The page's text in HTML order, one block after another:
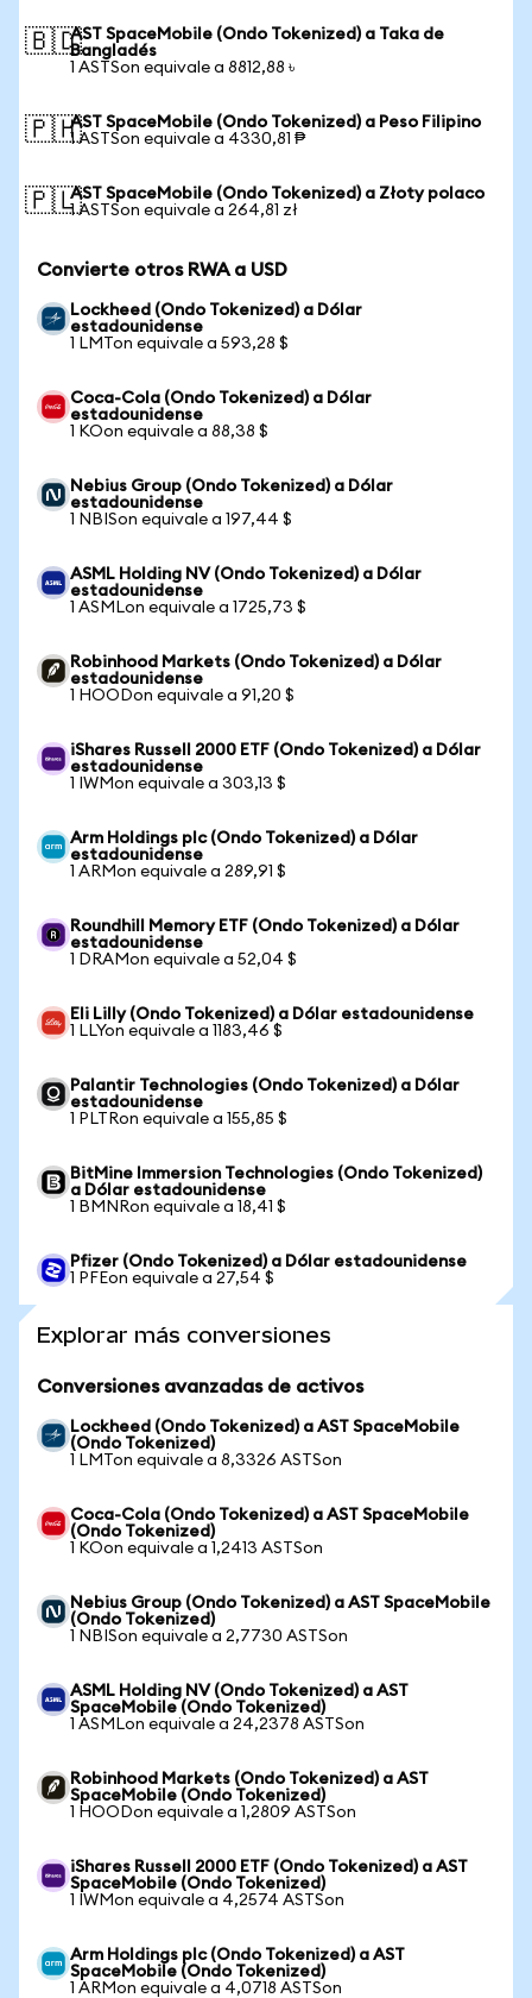
🇧🇩AST SpaceMobile (Ondo Tokenized) a Taka de
Bangladés
1 ASTSon equivale a 8812,88 ৳
🇵🇭AST SpaceMobile (Ondo Tokenized) a Peso Filipino
1 ASTSon equivale a 4330,81 ₱
🇵🇱AST SpaceMobile (Ondo Tokenized) a Złoty polaco
1 ASTSon equivale a 264,81 zł
Convierte otros RWA a USD
Lockheed (Ondo Tokenized) a Dólar
estadounidense
1 LMTon equivale a 593,28 $
Coca-Cola (Ondo Tokenized) a Dólar
estadounidense
1 KOon equivale a 88,38 $
Nebius Group (Ondo Tokenized) a Dólar
estadounidense
1 NBISon equivale a 197,44 $
ASML Holding NV (Ondo Tokenized) a Dólar
estadounidense
1 ASMLon equivale a 1725,73 $
Robinhood Markets (Ondo Tokenized) a Dólar
estadounidense
1 HOODon equivale a 91,20 $
iShares Russell 2000 ETF (Ondo Tokenized) a Dólar
estadounidense
1 IWMon equivale a 303,13 $
Arm Holdings plc (Ondo Tokenized) a Dólar
estadounidense
1 ARMon equivale a 289,91 $
Roundhill Memory ETF (Ondo Tokenized) a Dólar
estadounidense
1 DRAMon equivale a 52,04 $
Eli Lilly (Ondo Tokenized) a Dólar estadounidense
1 LLYon equivale a 1183,46 $
Palantir Technologies (Ondo Tokenized) a Dólar
estadounidense
1 PLTRon equivale a 155,85 $
BitMine Immersion Technologies (Ondo Tokenized)
a Dólar estadounidense
1 BMNRon equivale a 18,41 $
Pfizer (Ondo Tokenized) a Dólar estadounidense
1 PFEon equivale a 27,54 $
Explorar más conversiones
Conversiones avanzadas de activos
Lockheed (Ondo Tokenized) a AST SpaceMobile
(Ondo Tokenized)
1 LMTon equivale a 8,3326 ASTSon
Coca-Cola (Ondo Tokenized) a AST SpaceMobile
(Ondo Tokenized)
1 KOon equivale a 1,2413 ASTSon
Nebius Group (Ondo Tokenized) a AST SpaceMobile
(Ondo Tokenized)
1 NBISon equivale a 2,7730 ASTSon
ASML Holding NV (Ondo Tokenized) a AST
SpaceMobile (Ondo Tokenized)
1 ASMLon equivale a 24,2378 ASTSon
Robinhood Markets (Ondo Tokenized) a AST
SpaceMobile (Ondo Tokenized)
1 HOODon equivale a 1,2809 ASTSon
iShares Russell 2000 ETF (Ondo Tokenized) a AST
SpaceMobile (Ondo Tokenized)
1 IWMon equivale a 4,2574 ASTSon
Arm Holdings plc (Ondo Tokenized) a AST
SpaceMobile (Ondo Tokenized)
1 ARMon equivale a 4,0718 ASTSon